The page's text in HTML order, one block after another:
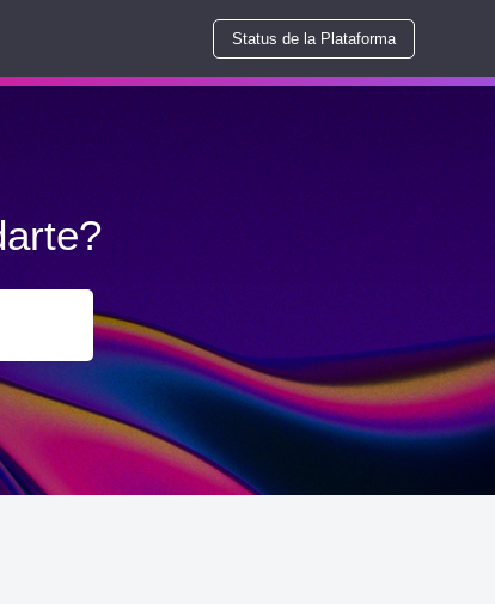
Status de la Plataforma